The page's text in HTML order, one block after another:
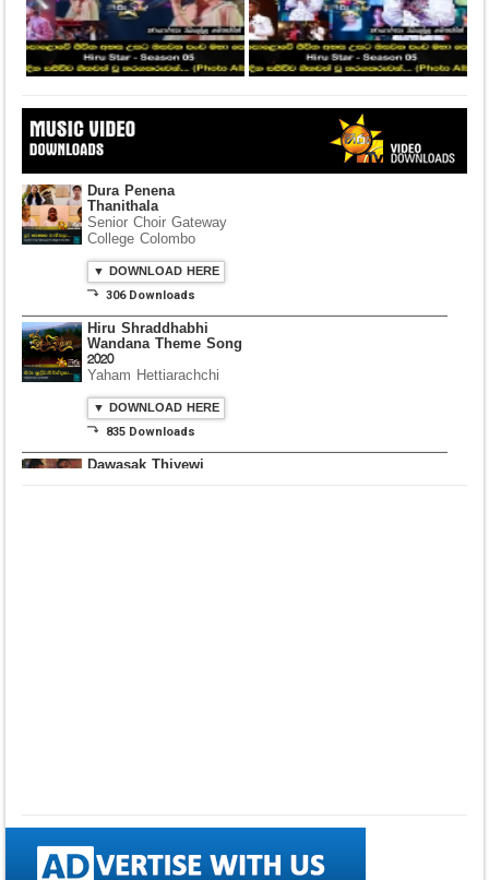
Dura Penena
Thanithala
Senior Choir Gateway
College Colombo
▼ DOWNLOAD HERE
⤵ 306 Downloads
Hiru Shraddhabhi
Wandana Theme Song
2020
Yaham Hettiarachchi
▼ DOWNLOAD HERE
⤵ 835 Downloads
Dawasak Thiyewi
Sanka Dineth
▼ DOWNLOAD HERE